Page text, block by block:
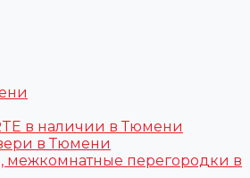
в наличии в Тюмени
в Тюмени
перегородки в